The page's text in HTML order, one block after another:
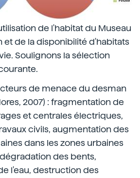
de l'habitat du Museau
et de la disponibilité d'habitats
Soulignons la sélection
de menace du desman
2007) : fragmentation de
et centrales électriques,
civils, augmentation des
dans les zones urbaines
des bents,
l'eau, destruction des